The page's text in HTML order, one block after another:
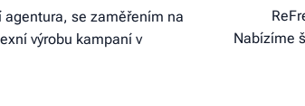
se zaměřením na
výrobu kampaní v
Nabízíme